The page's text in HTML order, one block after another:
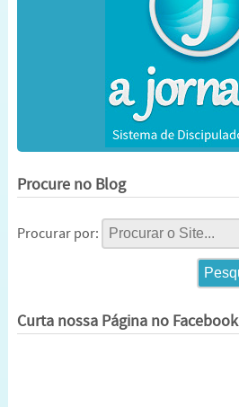
Procure no Blog
Procurar por:
Curta nossa Página no Facebook